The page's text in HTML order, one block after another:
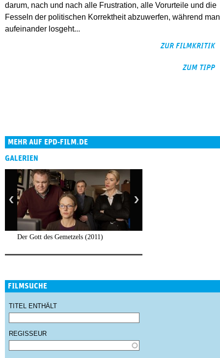
darum, nach und nach alle Frustration, alle Vorurteile und die
Fesseln der politischen Korrektheit abzuwerfen, während man
aufeinander losgeht...
ZUR FILMKRITIK
ZUM TIPP
MEHR AUF EPD-FILM.DE
GALERIEN
Der Gott des Gemetzels (2011)
FILMSUCHE
TITEL ENTHÄLT
REGISSEUR